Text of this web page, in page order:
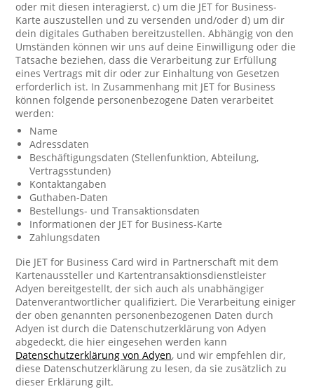
oder mit diesen interagierst, c) um die JET for Business-
Karte auszustellen und zu versenden und/oder d) um dir
dein digitales Guthaben bereitzustellen. Abhängig von den
Umständen können wir uns auf deine Einwilligung oder die
Tatsache beziehen, dass die Verarbeitung zur Erfüllung
eines Vertrags mit dir oder zur Einhaltung von Gesetzen
erforderlich ist. In Zusammenhang mit JET for Business
können folgende personenbezogene Daten verarbeitet
werden:
Name
Adressdaten
Beschäftigungsdaten (Stellenfunktion, Abteilung,
Vertragsstunden)
Kontaktangaben
Guthaben-Daten
Bestellungs- und Transaktionsdaten
Informationen der JET for Business-Karte
Zahlungsdaten
Die JET for Business Card wird in Partnerschaft mit dem
Kartenaussteller und Kartentransaktionsdienstleister
Adyen bereitgestellt, der sich auch als unabhängiger
Datenverantwortlicher qualifiziert. Die Verarbeitung einiger
der oben genannten personenbezogenen Daten durch
Adyen ist durch die Datenschutzerklärung von Adyen
abgedeckt, die hier eingesehen werden kann
Datenschutzerklärung von Adyen, und wir empfehlen dir,
diese Datenschutzerklärung zu lesen, da sie zusätzlich zu
dieser Erklärung gilt.